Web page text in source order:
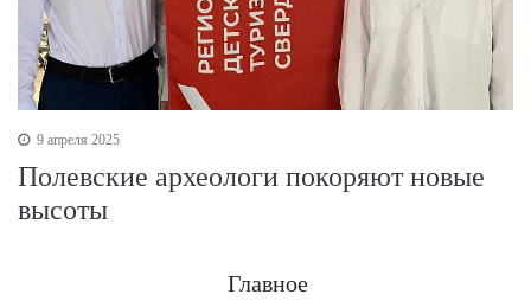
9 апреля 2025
Полевские археологи покоряют новые
высоты
Главное